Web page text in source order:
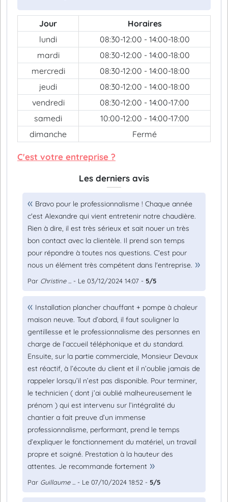
Jour
Horaires
lundi
08:30-12:00 - 14:00-18:00
mardi
08:30-12:00 - 14:00-18:00
mercredi
08:30-12:00 - 14:00-18:00
jeudi
08:30-12:00 - 14:00-18:00
vendredi
08:30-12:00 - 14:00-17:00
samedi
10:00-12:00 - 14:00-17:00
dimanche
Fermé
C'est votre entreprise ?
Les derniers avis
Bravo pour le professionnalisme ! Chaque année
c'est Alexandre qui vient entretenir notre chaudière.
Rien à dire, il est très sérieux et sait nouer un très
bon contact avec la clientèle. Il prend son temps
pour répondre à toutes nos questions. C'est pour
nous un élément très compétent dans l'entreprise.
Par Christine ... - Le 03/12/2024 14:07 - 5/5
Installation plancher chauffant + pompe à chaleur
maison neuve. Tout d’abord, il faut souligner la
gentillesse et le professionnalisme des personnes en
charge de l’accueil téléphonique et du standard.
Ensuite, sur la partie commerciale, Monsieur Devaux
est réactif, à l’écoute du client et il n’oublie jamais de
rappeler lorsqu’il n’est pas disponible. Pour terminer,
le technicien ( dont j’ai oublié malheureusement le
prénom ) qui est intervenu sur l’intégralité du
chantier a fait preuve d’un immense
professionnalisme, performant, prend le temps
d’expliquer le fonctionnement du matériel, un travail
propre et soigné. Prestation à la hauteur des
attentes. Je recommande fortement
Par Guillaume ... - Le 07/10/2024 18:52 - 5/5